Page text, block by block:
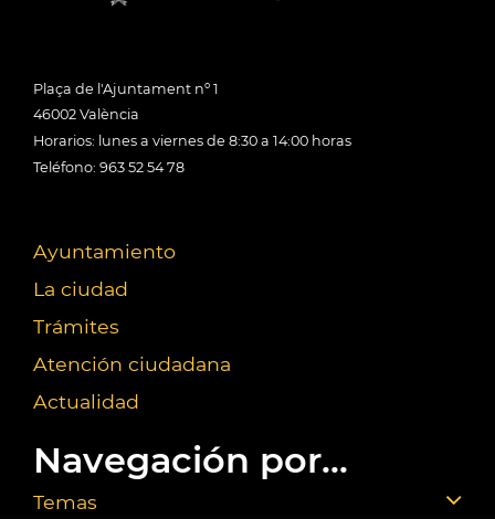
Plaça de l'Ajuntament nº 1
46002 València
Horarios: lunes a viernes de 8:30 a 14:00 horas
Teléfono: 963 52 54 78
Ayuntamiento
La ciudad
Trámites
Atención ciudadana
Actualidad
Navegación por...
Temas